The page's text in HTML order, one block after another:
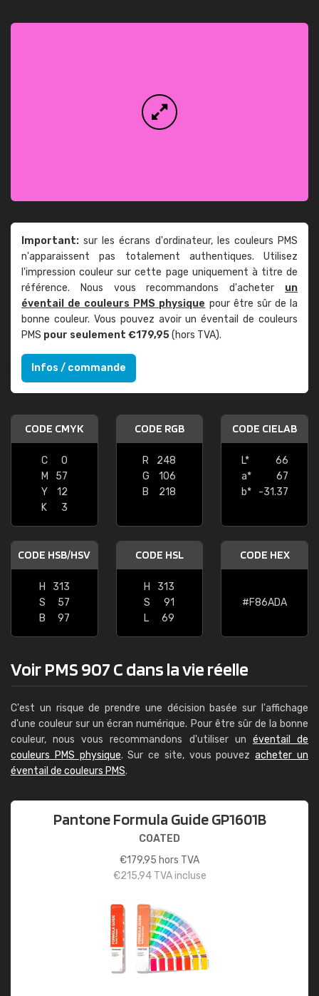
Important: sur les écrans d'ordinateur, les couleurs PMS
n'apparaissent pas totalement authentiques. Utilisez
l'impression couleur sur cette page uniquement à titre de
référence. Nous vous recommandons d'acheter un
éventail de couleurs PMS physique pour être sûr de la
bonne couleur. Vous pouvez avoir un éventail de couleurs
PMS pour seulement €179,95(hors TVA).
Infos / commande
CODE CMYK
C
0
M
57
Y
12
K
3
CODE RGB
R
248
G
106
B
218
CODE CIELAB
L*
66
a*
67
b*
-31.37
CODE HSB/HSV
H
313
S
57
B
97
CODE HSL
H
313
S
91
L
69
CODE HEX
#F86ADA
Voir PMS 907 C dans la vie réelle
C'est un risque de prendre une décision basée sur l'affichage
d'une couleur sur un écran numérique. Pour être sûr de la bonne
couleur, nous vous recommandons d'utiliser un éventail de
couleurs PMS physique. Sur ce site, vous pouvezacheter un
éventail de couleurs PMS.
Pantone Formula Guide GP1601B
COATED
€179,95 hors TVA
€215,94TVA incluse